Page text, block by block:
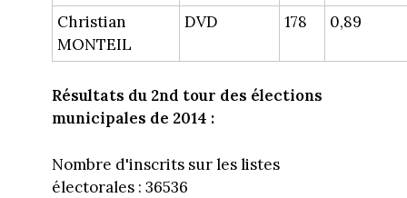
Christian
MONTEIL
DVD 178 0,89
Résultats du 2nd tour des élections
municipales de 2014 :
Nombre d'inscrits sur les listes
électorales : 36536